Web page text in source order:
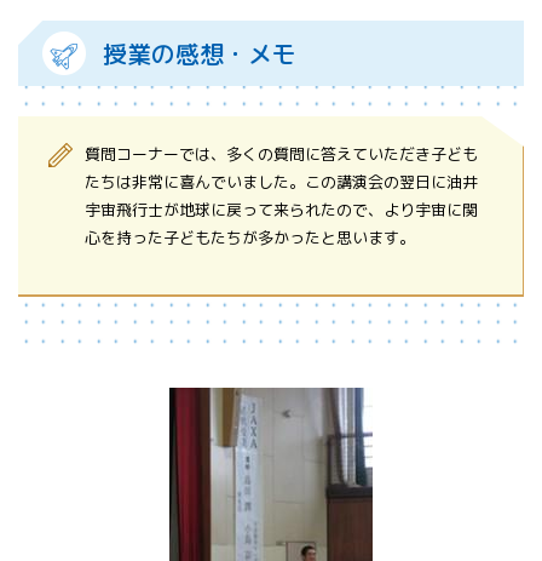
授業の感想・メモ
質問コーナーでは、多くの質問に答えていただき子ども
たちは非常に喜んでいました。この講演会の翌日に油井
宇宙飛行士が地球に戻って来られたので、より宇宙に関
心を持った子どもたちが多かったと思います。